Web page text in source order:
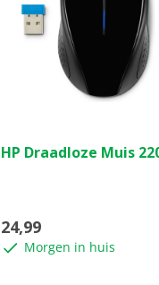
van
HP Draadloze Muis
24,99
Morgen in huis